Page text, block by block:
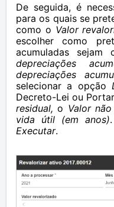
De seguida, é
para os quais se
como o Valor
escolher como
acumuladas sejam
depreciações
depreciações
selecionar a opção
Decreto-Lei ou
residual, o Valor
vida útil (em anos)
Executar.